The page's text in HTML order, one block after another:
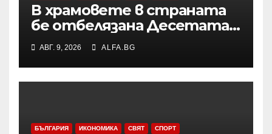
В храмовете в страната
бе отбелязана Десетата
неделя след
Петдесетница
АВГ. 9, 2026 ALFA.BG
БЪЛГАРИЯ ИКОНОМИКА СВЯТ СПОРТ